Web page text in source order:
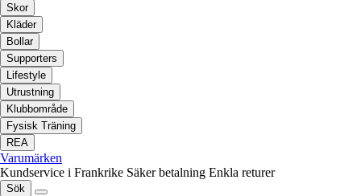
Skor
Kläder
Bollar
Supporters
Lifestyle
Utrustning
Klubbområde
Fysisk Träning
REA
Varumärken
Kundservice i Frankrike Säker betalning Enkla returer
Sök